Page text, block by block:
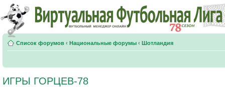
Список форумов ‹ Национальные форумы ‹ Шотландия
ИГРЫ ГОРЦЕВ-78